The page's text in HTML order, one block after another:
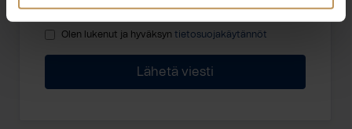
Haluan että minuun otetaan yhteyttä puhelimitse
Olen lukenut ja hyväksyn tietosuojakäytännöt